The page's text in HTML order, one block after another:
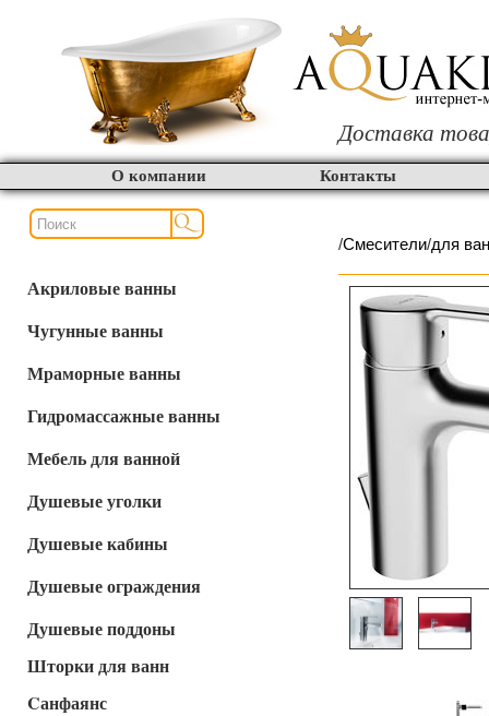
Доставка
О компании Контакты
Акриловые ванны
Чугунные ванны
Мраморные ванны
Гидромассажные ванны
Мебель для ванной
Душевые уголки
Душевые кабины
Душевые ограждения
Душевые поддоны
Шторки для ванн
Cанфаянс
/Смесители/для